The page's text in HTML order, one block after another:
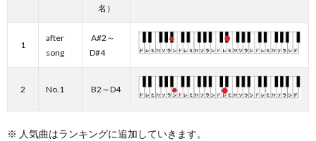
名）
1
after
song
A#2～
D#4
2 No.1 B2～D4
※ 人気曲はランキングに追加していきます。